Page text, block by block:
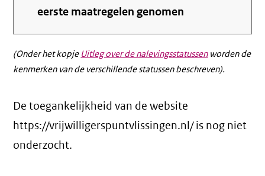
eerste maatregelen genomen
(Onder het kopje Uitleg over de nalevingsstatussenworden de
kenmerken van de verschillende statussen beschreven).
De toegankelijkheid van de website
https://vrijwilligerspuntvlissingen.nl/ is nog niet
onderzocht.